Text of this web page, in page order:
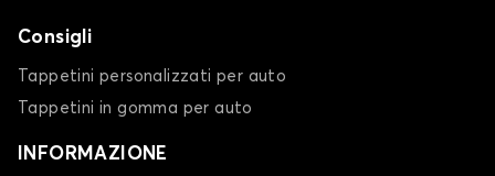
Consigli
Tappetini personalizzati per auto
Tappetini in gomma per auto
INFORMAZIONE